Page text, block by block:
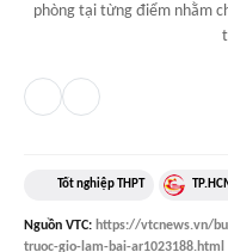
phòng tại từng điểm nhằm
Tốt nghiệp THPT
Nguồn VTC: https://vtcnews.vn/
truoc-gio-lam-bai-ar1023188.html